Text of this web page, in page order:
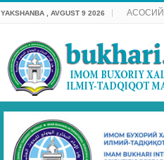
YAKSHANBA , AVGUST 9 2026 АСОСИЙ